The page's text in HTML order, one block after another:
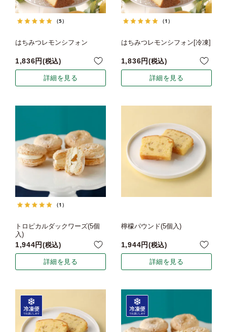
（5）
はちみつレモンシフォン
1,836 税込
詳細を見る
（1）
はちみつレモンシフォン[冷凍]
1,836 税込
詳細を見る
（1）
トロピカルダックワーズ(5個
入)
1,944 税込
詳細を見る
檸檬パウンド(5個入)
1,944 税込
詳細を見る